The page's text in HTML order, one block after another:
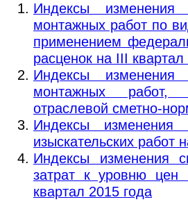
Индексы изменения
монтажных работ по
применением
расценок на III квартал
Индексы изменения
монтажных работ,
отраслевой сметно-
Индексы изменения
изыскательских работ
Индексы изменения
затрат к уровню
квартал 2015 года